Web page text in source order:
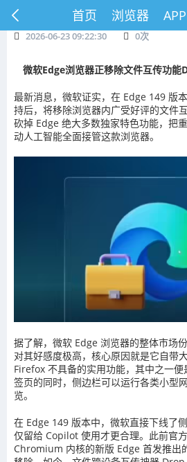
首页 浏览器 APP
2026-06-23 09:22:30 0次
微软Edge浏览器正移除文件互传功
最新消息，微软证实，在 Edge 149 版
持后，将移除浏览器内广受好评的文件
砍掉 Edge 绝大多数独家特色功能，把
动人工智能全面接管这款浏览器。
据了解，微软 Edge 浏览器的整体市场
对其好感度极高，核心原因就是它自带
Firefox 不具备的实用功能，其中之一
签页的同时，侧边栏可以运行各类小型
览。
在 Edge 149 版本中，微软直接下线了
仅留给 Copilot 使用才更合理。此前官
Chromium 内核的新版 Edge 首发推出